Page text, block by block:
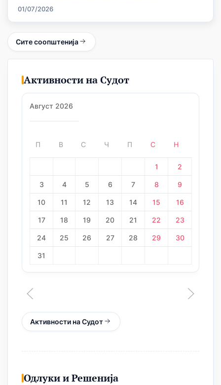
01/07/2026
Сите соопштенија
Активности на Судот
Август 2026
П В С Ч П С Н
1 2
3 4 5 6 7 8 9
10 11 12 13 14 15 16
17 18 19 20 21 22 23
24 25 26 27 28 29 30
31
Активности на Судот
Одлуки и Решенија